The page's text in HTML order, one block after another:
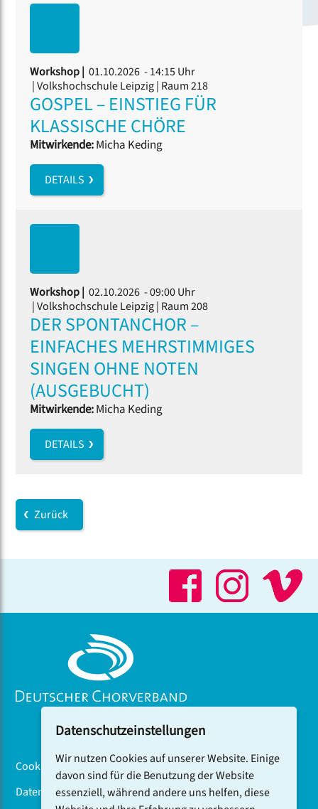
Workshop | 01.10.2026 - 14:15 Uhr
| Volkshochschule Leipzig | Raum 218
GOSPEL – EINSTIEG FÜR
KLASSISCHE CHÖRE
Mitwirkende:Micha Keding
DETAILS
Workshop | 02.10.2026 - 09:00 Uhr
| Volkshochschule Leipzig | Raum 208
DER SPONTANCHOR –
EINFACHES MEHRSTIMMIGES
SINGEN OHNE NOTEN
(AUSGEBUCHT)
Mitwirkende:Micha Keding
DETAILS
Zurück
Cookiebanner
Datenschutz
Datenschutzeinstellungen
Wir nutzen Cookies auf unserer Website. Einige
davon sind für die Benutzung der Website
essenziell, während andere uns helfen, diese